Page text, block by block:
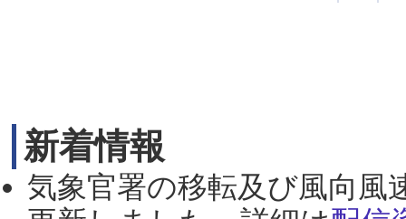
新着情報
気象官署の移転及び風向風